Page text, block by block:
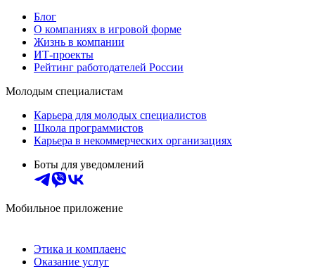
Блог
О компаниях в игровой форме
Жизнь в компании
ИТ-проекты
Рейтинг работодателей России
Молодым специалистам
Карьера для молодых специалистов
Школа программистов
Карьера в некоммерческих организациях
Боты для уведомлений
Мобильное приложение
Этика и комплаенс
Оказание услуг